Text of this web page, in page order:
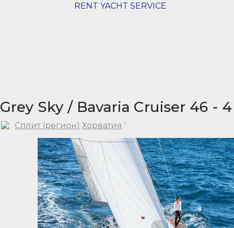
RENT YACHT SERVICE
Grey Sky / Bavaria Cruiser 46 -
Сплит (регион) Хорватия '